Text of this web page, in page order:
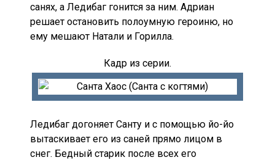
санях, а Ледибаг гонится за ним. Адриан
решает остановить полоумную героиню, но
ему мешают Натали и Горилла.
Кадр из серии.
Ледибаг догоняет Санту и с помощью йо-йо
вытаскивает его из саней прямо лицом в
снег. Бедный старик после всех его